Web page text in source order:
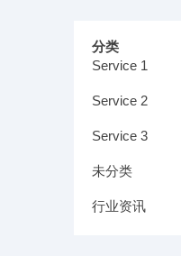
分类
Service 1
Service 2
Service 3
未分类
行业资讯